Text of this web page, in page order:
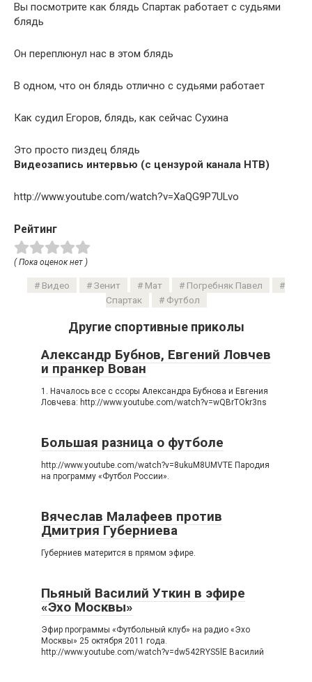
Вы посмотрите как блядь Спартак работает с судьями
блядь
Он переплюнул нас в этом блядь
В одном, что он блядь отлично с судьями работает
Как судил Егоров, блядь, как сейчас Сухина
Это просто пиздец блядь
Видеозапись интервью (с цензурой канала НТВ)
http://www.youtube.com/watch?v=XaQG9P7ULvo
Рейтинг
( Пока оценок нет )
Видео Зенит Мат
Погребняк Павел
Спартак
Футбол
Другие спортивные приколы
Александр Бубнов, Евгений Ловчев
и пранкер Вован
1. Началось все с ссоры Александра Бубнова и Евгения
Ловчева: http://www.youtube.com/watch?v=wQBrTOkr3ns
Большая разница о футболе
http://www.youtube.com/watch?v=8ukuM8UMVTE Пародия
на программу «Футбол России».
Вячеслав Малафеев против
Дмитрия Губерниева
Губерниев матерится в прямом эфире.
Пьяный Василий Уткин в эфире
«Эхо Москвы»
Эфир программы «Футбольный клуб» на радио «Эхо
Москвы» 25 октября 2011 года.
http://www.youtube.com/watch?v=dw542RYS5lE Василий